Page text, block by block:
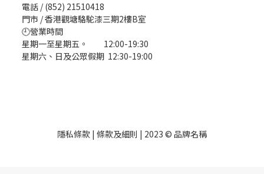
電話 / (852) 21510418
門市 / 香港觀塘駱駝漆三期2樓B室
🕘營業時間
星期一至星期五。 12:00-19:30
星期六、日及公眾假期 12:30-19:00
隱私條款 | 條款及細則 | 2023 © 品牌名稱